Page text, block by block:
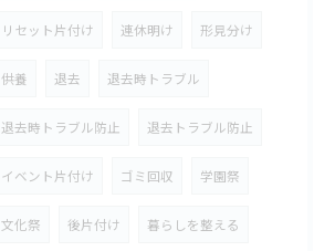
リセット片付け 連休明け 形見分け
供養 退去 退去時トラブル
退去時トラブル防止 退去トラブル防止
イベント片付け ゴミ回収 学園祭
文化祭 後片付け 暮らしを整える